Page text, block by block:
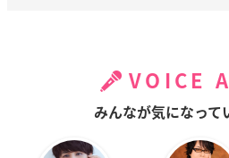
VOICE
みんなが気になって